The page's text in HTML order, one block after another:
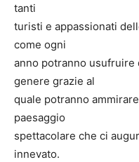
tanti
turisti e appassionati
come ogni
anno potranno
genere grazie al
quale potranno
paesaggio
spettacolare che ci
innevato.